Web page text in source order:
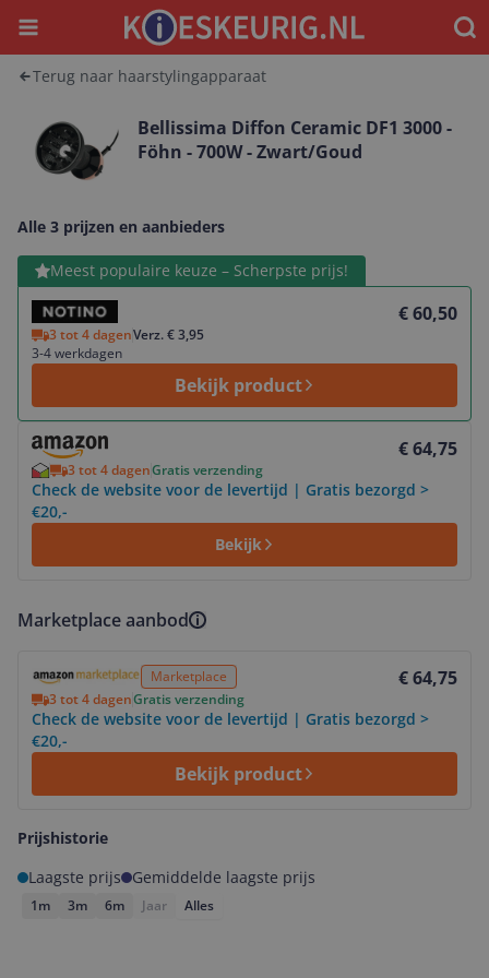
Menu
Terug naar haarstylingapparaat
Bellissima Diffon Ceramic DF1 3000 -
Föhn - 700W - Zwart/Goud
Alle 3 prijzen en aanbieders
Meest populaire keuze – Scherpste prijs!
€ 60,50
3 tot 4 dagenVerz. € 3,95
3-4 werkdagen
Bekijk product
Bekijk product
€ 64,75
3 tot 4 dagenGratis verzending
Check de website voor de levertijd | Gratis bezorgd >
€20,-
Bekijk
Bekijk product
Marketplace aanbod
Marketplace € 64,75
3 tot 4 dagenGratis verzending
Check de website voor de levertijd | Gratis bezorgd >
€20,-
Bekijk product
Prijshistorie
Laagste prijs
Gemiddelde laagste prijs
1m 3m 6m Jaar Alles